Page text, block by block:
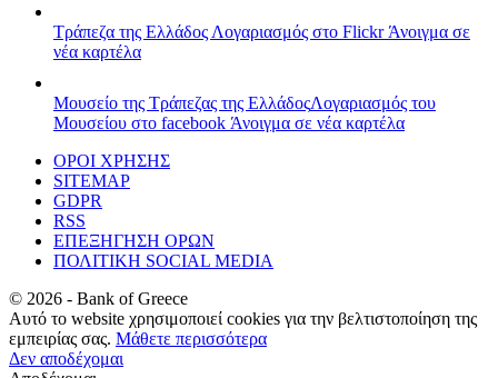
Τράπεζα της Ελλάδος Λογαριασμός στο FlickrΆνοιγμα σε
νέα καρτέλα
Μουσείο της Τράπεζας της ΕλλάδοςΛογαριασμός του
Μουσείου στο facebook Άνοιγμα σε νέα καρτέλα
ΟΡΟΙ ΧΡΗΣΗΣ
SITEMAP
GDPR
RSS
ΕΠΕΞΗΓΗΣΗ ΟΡΩΝ
ΠΟΛΙΤΙΚΗ SOCIAL MEDIA
© 2026 - Bank of Greece
Αυτό το website χρησιμοποιεί cookies για την βελτιστοποίηση της
εμπειρίας σας. Μάθετε περισσότερα
Δεν αποδέχομαι